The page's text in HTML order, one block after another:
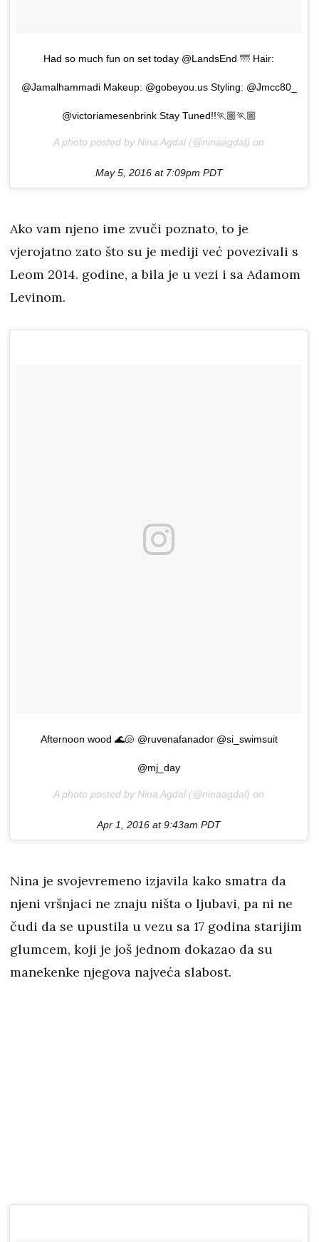
Had so much fun on set today @LandsEnd 🌁 Hair:
@Jamalhammadi Makeup: @gobeyou.us Styling: @Jmcc80_
@victoriamesenbrink Stay Tuned!!🏃🏼🏃🏼
A photo posted by Nina Agdal (@ninaagdal) on
May 5, 2016 at 7:09pm PDT
Ako vam njeno ime zvuči poznato, to je
vjerojatno zato što su je mediji već povezivali s
Leom 2014. godine, a bila je u vezi i sa Adamom
Levinom.
Afternoon wood 🌊🐚 @ruvenafanador @si_swimsuit
@mj_day
A photo posted by Nina Agdal (@ninaagdal) on
Apr 1, 2016 at 9:43am PDT
Nina je svojevremeno izjavila kako smatra da
njeni vršnjaci ne znaju ništa o ljubavi, pa ni ne
čudi da se upustila u vezu sa 17 godina starijim
glumcem, koji je još jednom dokazao da su
manekenke njegova najveća slabost.